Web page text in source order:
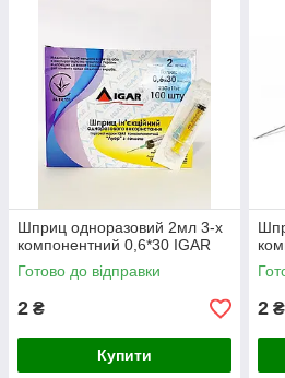
Шприц одноразовий 2мл 3-х
компонентний 0,6*30 IGAR
Готово до відправки
2 ₴
Купити
2 ₴